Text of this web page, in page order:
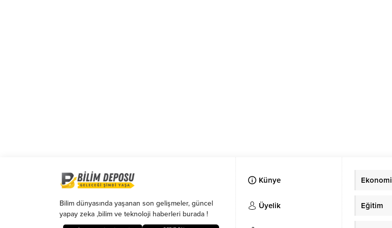
Bilim dünyasında yaşanan son gelişmeler, güncel
yapay zeka ,bilim ve teknoloji haberleri burada !
Künye
Üyelik
Ekonomi
Eğitim